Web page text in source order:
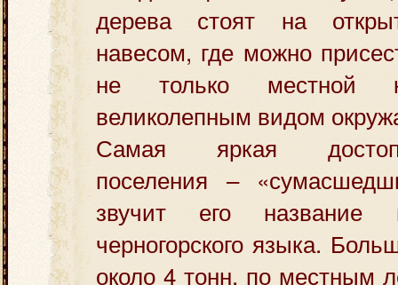
дерева стоят на
навесом, где можно
не только местной
великолепным видом
Самая яркая
поселения –
звучит его
черногорского языка.
около 4 тонн, по местным